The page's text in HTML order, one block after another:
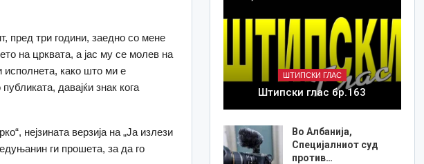
пред три години, заедно со мене
на црквата, а јас му се молев на
како што ми е
давајќи знак кога
нејзината верзија на „Ја излези
ги прошета, за да го
ШТИПСКИ ГЛАС
Штипски глас бр.163
Во Албанија,
Специјалниот суд
против…